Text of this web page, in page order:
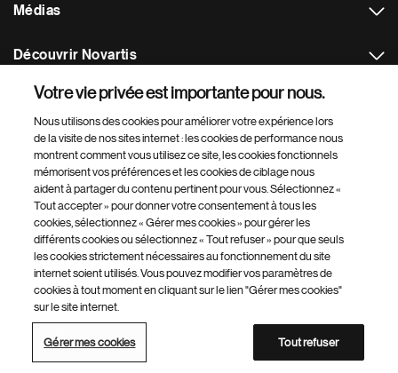
Médias
Découvrir Novartis
Plus de sites Novartis
Footer Site Search
Footer
Bottom
© 2026 Novartis AG
Gérer mes cookies
Politique de confidentialité
Annuaire des sites Novartis
Votre vie privée est importante pour nous.
Nous utilisons des cookies pour améliorer votre expérience lors
de la visite de nos sites internet : les cookies de performance nous
montrent comment vous utilisez ce site, les cookies fonctionnels
mémorisent vos préférences et les cookies de ciblage nous
aident à partager du contenu pertinent pour vous. Sélectionnez «
Tout accepter » pour donner votre consentement à tous les
cookies, sélectionnez « Gérer mes cookies » pour gérer les
différents cookies ou sélectionnez « Tout refuser » pour que seuls
les cookies strictement nécessaires au fonctionnement du site
internet soient utilisés. Vous pouvez modifier vos paramètres de
cookies à tout moment en cliquant sur le lien "Gérer mes cookies"
sur le site internet.
Gérer mes cookies Tout refuser